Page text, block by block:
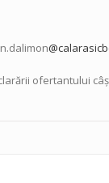
ofertantului